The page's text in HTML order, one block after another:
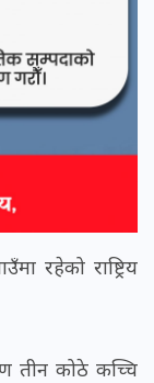
रहेको राष्ट्रिय
तीन कोठे कच्चि